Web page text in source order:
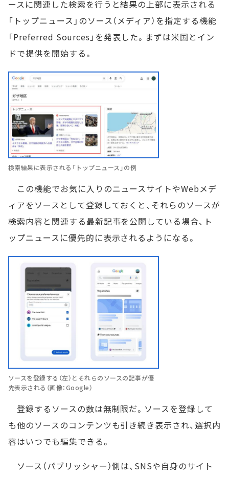
ースに関連した検索を行うと結果の上部に表示される
「トップニュース」のソース（メディア）を指定する機能
「Preferred Sources」を発表した。まずは米国とイン
ドで提供を開始する。
検索結果に表示される「トップニュース」の例
この機能でお気に入りのニュースサイトやWebメデ
ィアをソースとして登録しておくと、それらのソースが
検索内容と関連する最新記事を公開している場合、ト
ップニュースに優先的に表示されるようになる。
ソースを登録する（左）とそれらのソースの記事が優
先表示される（画像：Google）
登録するソースの数は無制限だ。ソースを登録して
も他のソースのコンテンツも引き続き表示され、選択内
容はいつでも編集できる。
ソース（パブリッシャー）側は、SNSや自身のサイト